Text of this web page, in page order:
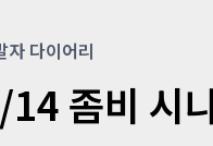
자 다이어리
좀비 시